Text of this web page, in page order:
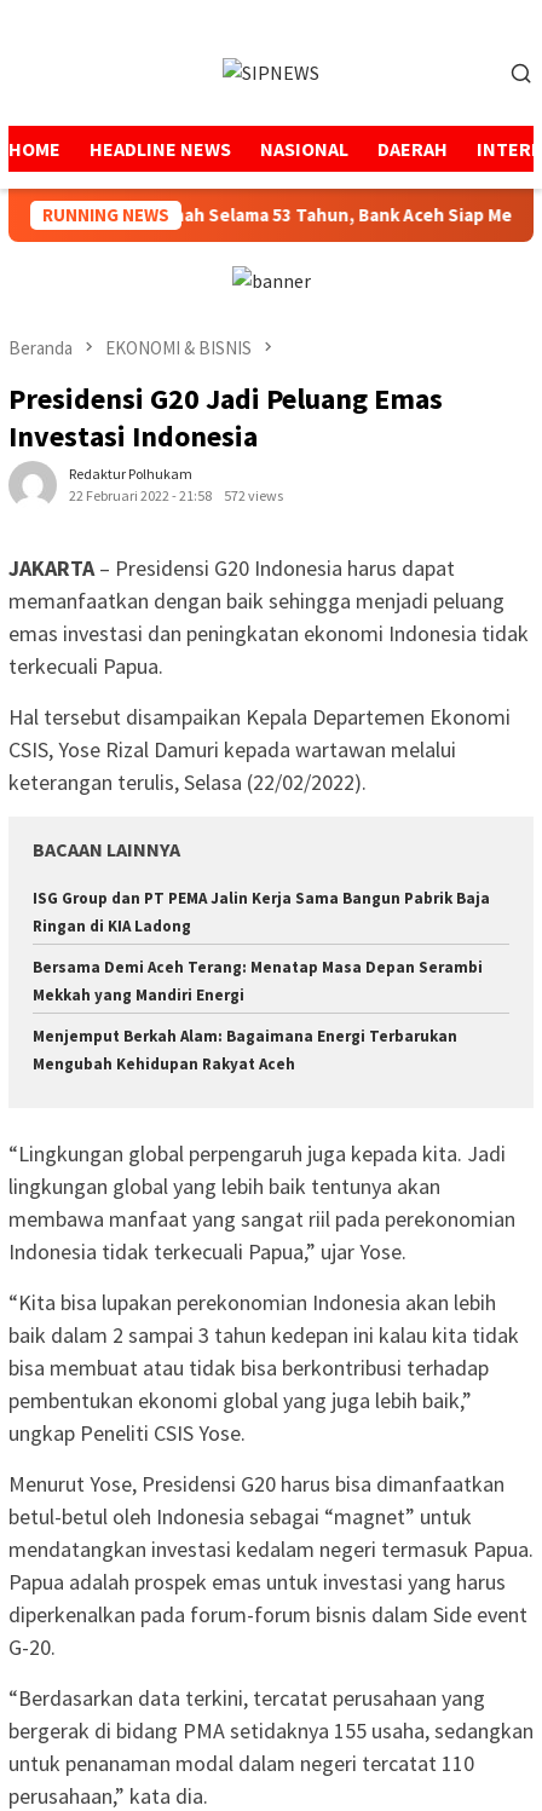
HOME HEADLINE NEWS NASIONAL DAERAH
RUNNING NEWS
Menjaga Amanah Selama 53 Tahun, Bank Aceh Siap
Beranda EKONOMI & BISNIS
Presidensi G20 Jadi Peluang Emas
Investasi Indonesia
Redaktur Polhukam
22 Februari 2022 - 21:58
572 views
JAKARTA– Presidensi G20 Indonesia harus dapat
memanfaatkan dengan baik sehingga menjadi peluang
emas investasi dan peningkatan ekonomi Indonesia tidak
terkecuali Papua.
Hal tersebut disampaikan Kepala Departemen Ekonomi
CSIS, Yose Rizal Damuri kepada wartawan melalui
keterangan terulis, Selasa (22/02/2022).
BACAAN LAINNYA
ISG Group dan PT PEMA Jalin Kerja Sama Bangun Pabrik Baja
Ringan di KIA Ladong
Bersama Demi Aceh Terang: Menatap Masa Depan Serambi
Mekkah yang Mandiri Energi
Menjemput Berkah Alam: Bagaimana Energi Terbarukan
Mengubah Kehidupan Rakyat Aceh
“Lingkungan global perpengaruh juga kepada kita. Jadi
lingkungan global yang lebih baik tentunya akan
membawa manfaat yang sangat riil pada perekonomian
Indonesia tidak terkecuali Papua,” ujar Yose.
“Kita bisa lupakan perekonomian Indonesia akan lebih
baik dalam 2 sampai 3 tahun kedepan ini kalau kita tidak
bisa membuat atau tidak bisa berkontribusi terhadap
pembentukan ekonomi global yang juga lebih baik,”
ungkap Peneliti CSIS Yose.
Menurut Yose, Presidensi G20 harus bisa dimanfaatkan
betul-betul oleh Indonesia sebagai “magnet” untuk
mendatangkan investasi kedalam negeri termasuk Papua.
Papua adalah prospek emas untuk investasi yang harus
diperkenalkan pada forum-forum bisnis dalam Side event
G-20.
“Berdasarkan data terkini, tercatat perusahaan yang
bergerak di bidang PMA setidaknya 155 usaha, sedangkan
untuk penanaman modal dalam negeri tercatat 110
perusahaan,” kata dia.